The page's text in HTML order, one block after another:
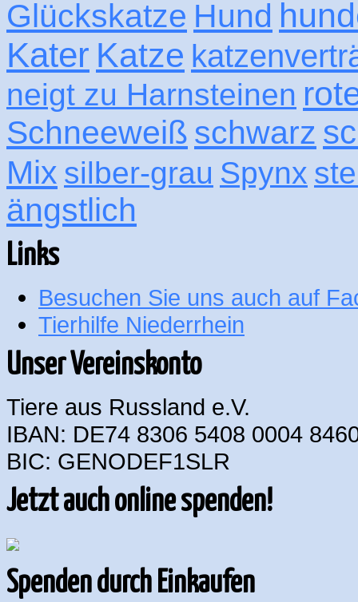
Glückskatze Hund
Kater Katze
neigt zu Harnsteinen
Schneeweiß schwarz
Mix silber-grau Spynx
ängstlich
Links
Besuchen Sie uns auch auf
Tierhilfe Niederrhein
Unser Vereinskonto
Tiere aus Russland e.V.
IBAN: DE74 8306 5408 0004
BIC: GENODEF1SLR
Jetzt auch online spenden!
Spenden durch Einkaufen